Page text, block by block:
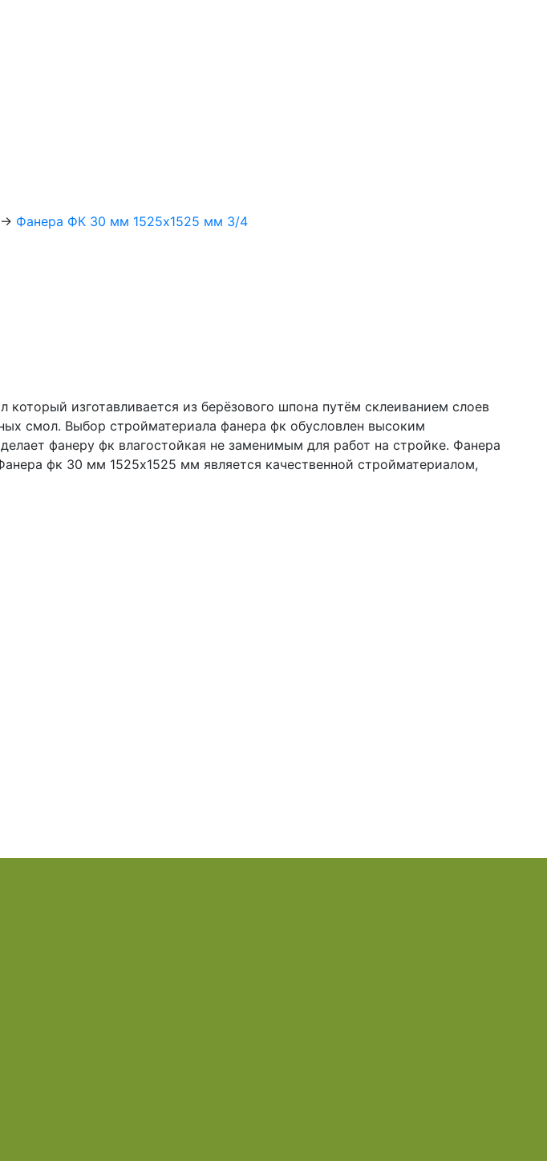
→ Фанера ФК 30 мм 1525х1525 мм 3/4
изготавливается из берёзового шпона путём склеиванием слоев
смол. Выбор стройматериала фанера фк обусловлен высоким
фанеру фк влагостойкая не заменимым для работ на стройке. Фанера
фк 30 мм 1525х1525 мм является качественной стройматериалом,